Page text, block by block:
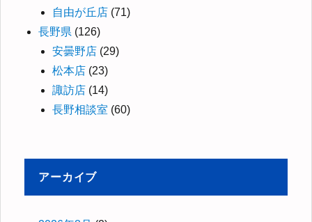
自由が丘店 (71)
長野県 (126)
安曇野店 (29)
松本店 (23)
諏訪店 (14)
長野相談室 (60)
アーカイブ